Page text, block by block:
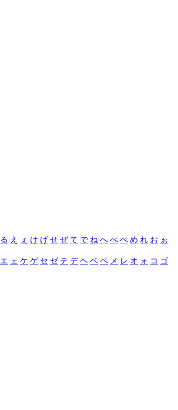
る え ぇ け げ せ ぜ て で ね へ べ ぺ め れ お ぉ
エ ェ ケ ゲ セ ゼ テ デ ヘ ベ ペ メ レ オ ォ コ ゴ